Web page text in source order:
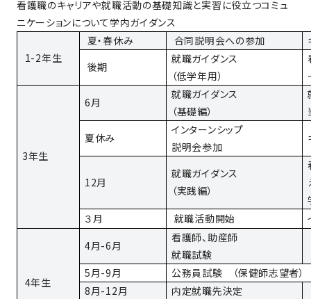
看護職のキャリアや就職活動の基礎知識と実習に役立つコミュ
ニケーションについて学内ガイダンス
1-2年生
夏・春休み 合同説明会への参加
後期
就職ガイダンス
（低学年用）
3年生
6月
就職ガイダンス
（基礎編）
夏休み
インターンシップ
説明会参加
12月
就職ガイダンス
（実践編）
３月
就職活動開始
4年生
4月-6月
看護師、助産師
就職試験
5月-9月
公務員試験 （保健師志望者）
8月-12月
内定就職先決定